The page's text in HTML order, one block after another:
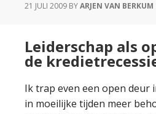
21 JULI 2009 BYARJEN VAN BERKUM
Leiderschap als
de
Ik trap even een open deur
in moeilijke tijden meer